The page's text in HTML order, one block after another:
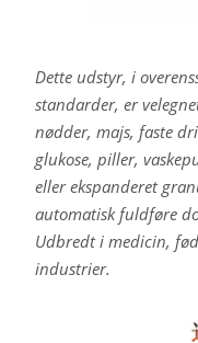
Dette udstyr, i
standarder, er
nødder, majs, faste
glukose, piller,
eller ekspanderet
automatisk fuldføre
Udbredt i medicin,
industrier.